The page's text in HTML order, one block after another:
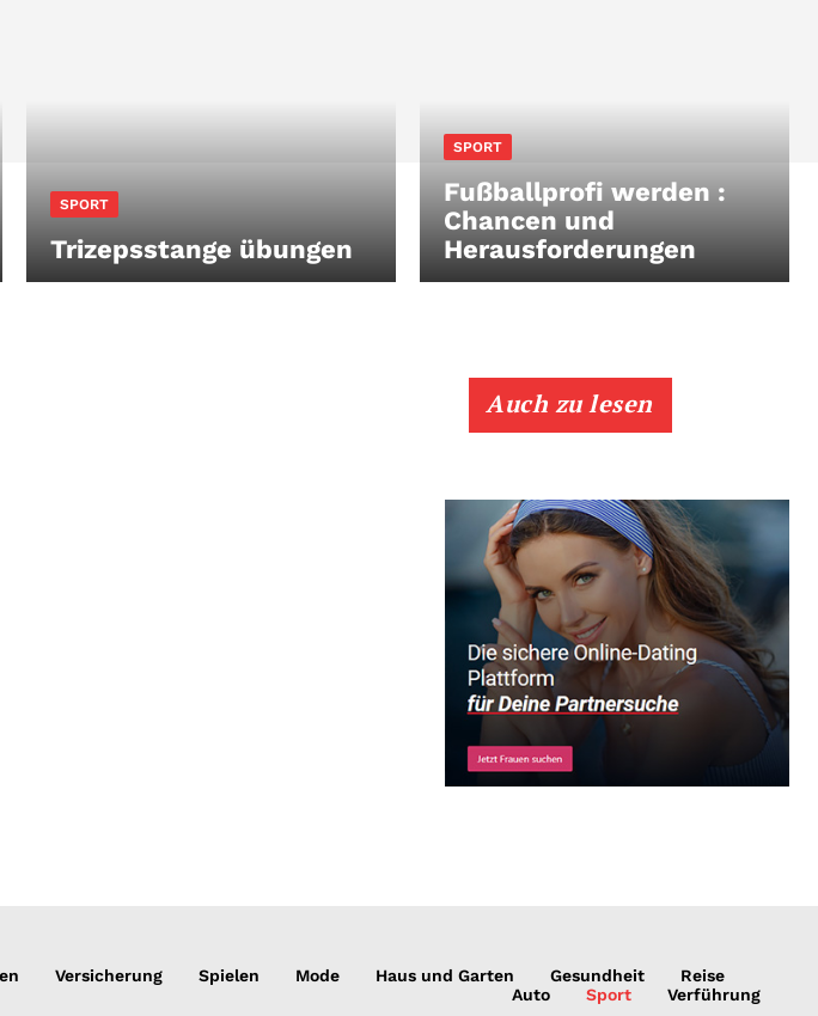
SPORT
Trizepsstange übungen
SPORT
Fußballprofi werden :
Chancen und
Herausforderungen
Auch zu lesen
Versicherung Spielen Mode Haus und Garten Gesundheit
Reise
Auto
Sport Verführung